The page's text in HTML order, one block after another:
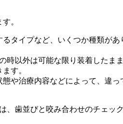
。
タイプなど、いくつか種類があ
時以外は可能な限り装着したま
す。
や治療内容などによって、違
、歯並びと咬み合わせのチェッ